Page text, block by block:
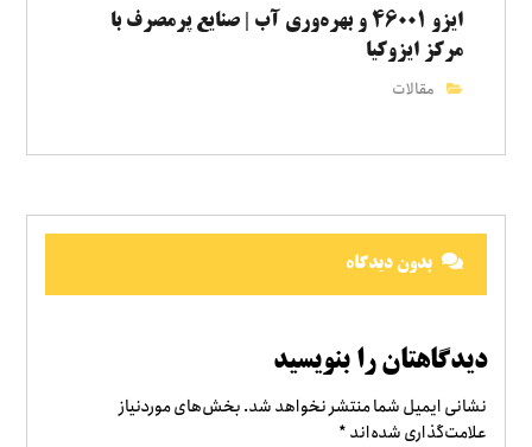
ایزو ۴۶۰۰۱ و بهره‌وری آب | صنایع پرمصرف با
مرکز ایزوکیا
مقالات
بدون دیدگاه
دیدگاهتان را بنویسید
نشانی ایمیل شما منتشر نخواهد شد.بخش‌های موردنیاز
علامت‌گذاری شده‌اند*